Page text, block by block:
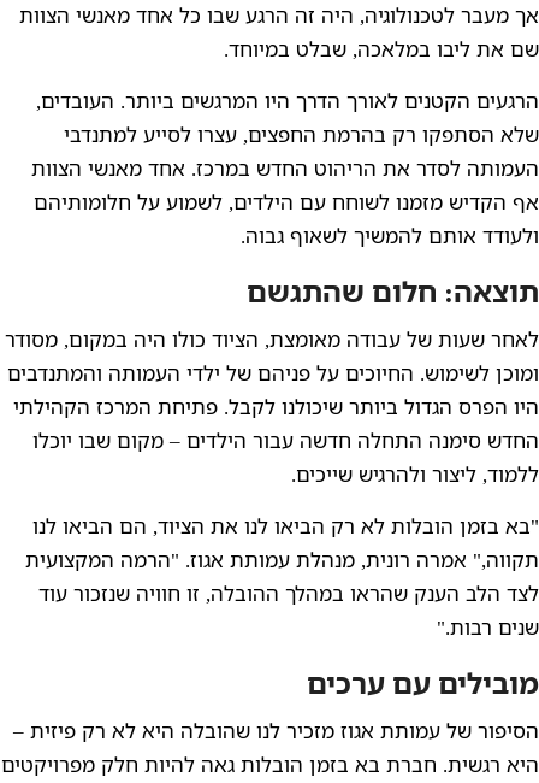
אך מעבר לטכנולוגיה, היה זה הרגע שבו כל אחד מאנשי הצוות
שם את ליבו במלאכה, שבלט במיוחד.
הרגעים הקטנים לאורך הדרך היו המרגשים ביותר. העובדים,
שלא הסתפקו רק בהרמת החפצים, עצרו לסייע למתנדבי
העמותה לסדר את הריהוט החדש במרכז. אחד מאנשי הצוות
אף הקדיש מזמנו לשוחח עם הילדים, לשמוע על חלומותיהם
ולעודד אותם להמשיך לשאוף גבוה.
תוצאה: חלום שהתגשם
לאחר שעות של עבודה מאומצת, הציוד כולו היה במקום, מסודר
ומוכן לשימוש. החיוכים על פניהם של ילדי העמותה והמתנדבים
היו הפרס הגדול ביותר שיכולנו לקבל. פתיחת המרכז הקהילתי
החדש סימנה התחלה חדשה עבור הילדים – מקום שבו יוכלו
ללמוד, ליצור ולהרגיש שייכים.
"בא בזמן הובלות לא רק הביאו לנו את הציוד, הם הביאו לנו
תקווה," אמרה רונית, מנהלת עמותת אגוז. "הרמה המקצועית
לצד הלב הענק שהראו במהלך ההובלה, זו חוויה שנזכור עוד
שנים רבות."
מובילים עם ערכים
הסיפור של עמותת אגוז מזכיר לנו שהובלה היא לא רק פיזית –
היא רגשית. חברת בא בזמן הובלות גאה להיות חלק מפרויקטים